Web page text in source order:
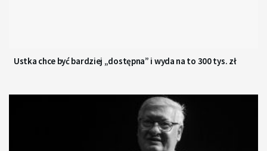
Ustka chce być bardziej „dostępna” i wyda na to 300 tys. zł